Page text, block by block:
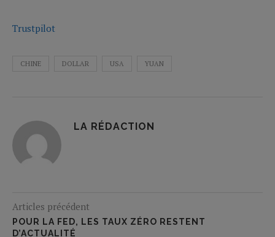
Trustpilot
CHINE DOLLAR USA YUAN
LA RÉDACTION
Articles précédent
POUR LA FED, LES TAUX ZÉRO RESTENT
D’ACTUALITÉ